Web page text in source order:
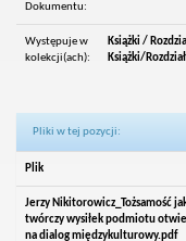
Dokumentu:
Występuje w
kolekcji(ach):
Książki /
Książki/
Pliki w tej pozycji:
Plik
Jerzy Nikitorowicz_Tożsamość
twórczy wysiłek podmiotu
na dialog międzykulturowy.pdf